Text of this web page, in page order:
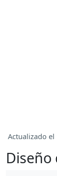
Actualizado el